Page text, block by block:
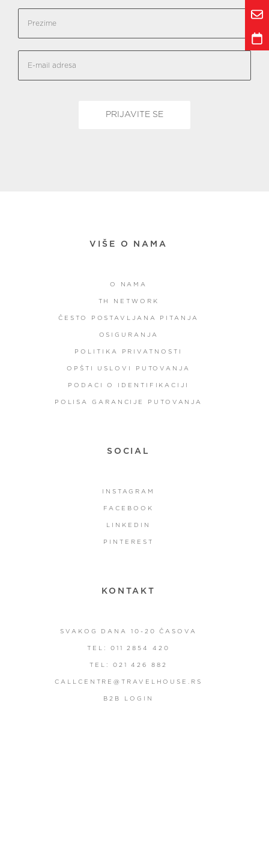
VIŠE O NAMA
O NAMA
TH NETWORK
ČESTO POSTAVLJANA PITANJA
OSIGURANJA
POLITIKA PRIVATNOSTI
OPŠTI USLOVI PUTOVANJA
PODACI O IDENTIFIKACIJI
POLISA GARANCIJE PUTOVANJA
SOCIAL
INSTAGRAM
FACEBOOK
LINKEDIN
PINTEREST
KONTAKT
SVAKOG DANA 10-20 ČASOVA
TEL: 011 2854 420
TEL: 021 426 882
CALLCENTRE@TRAVELHOUSE.RS
B2B LOGIN